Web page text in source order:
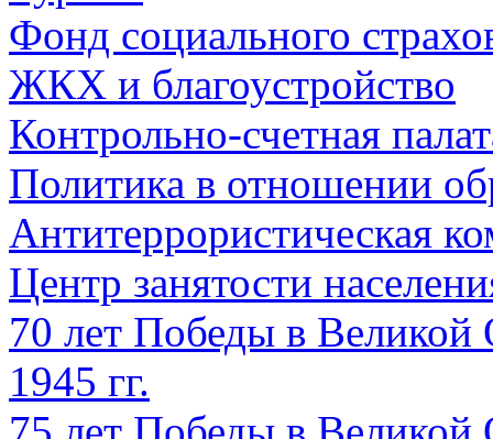
Фонд социального
ЖКХ и благоустройство
Контрольно-счетная
Политика в отношении
Антитеррористическая
Центр занятости
70 лет Победы в Великой
1945 гг.